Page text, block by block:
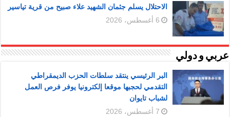
الاحتلال يسلم جثمان الشهيد علاء صبيح من قرية تياسير
6 أغسطس، 2026
عربي و دولي
البر الرئيسي ينتقد سلطات الحزب الديمقراطي
التقدمي لحجبها موقعا إلكترونيا يوفر فرص العمل
لشباب تايوان
7 أغسطس، 2026